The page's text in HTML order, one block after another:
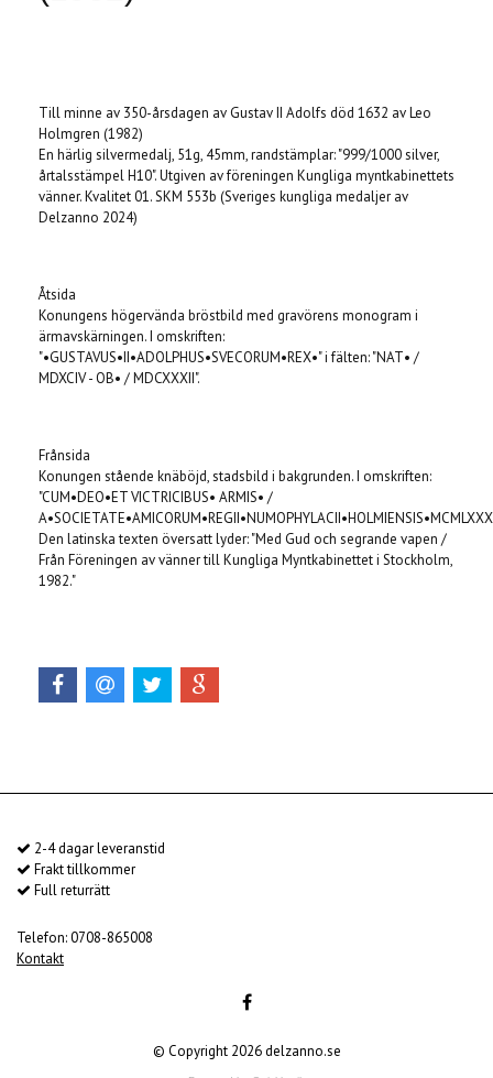
Till minne av 350-årsdagen av Gustav II Adolfs död 1632 av Leo
Holmgren (1982)
En härlig silvermedalj, 51g, 45mm, randstämplar: "999/1000 silver,
årtalsstämpel H10". Utgiven av föreningen Kungliga myntkabinettets
vänner. Kvalitet 01. SKM 553b (Sveriges kungliga medaljer av
Delzanno 2024)
Åtsida
Konungens högervända bröstbild med gravörens monogram i
ärmavskärningen. I omskriften:
"•GUSTAVUS•II•ADOLPHUS•SVECORUM•REX•" i fälten: "NAT• /
MDXCIV - OB• / MDCXXXII".
Frånsida
Konungen stående knäböjd, stadsbild i bakgrunden. I omskriften:
"CUM•DEO•ET VICTRICIBUS• ARMIS• /
Den latinska texten översatt lyder: "Med Gud och segrande vapen /
Från Föreningen av vänner till Kungliga Myntkabinettet i Stockholm,
1982."
2-4 dagar leveranstid
Frakt tillkommer
Full returrätt
Telefon: 0708-865008
Kontakt
© Copyright 2026 delzanno.se